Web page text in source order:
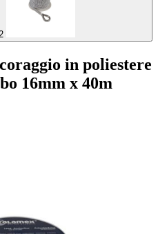
x 40m miniatura 2
in poliestere
16mm x 40m